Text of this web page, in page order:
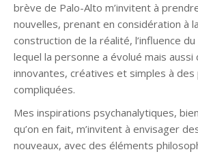
brève de Palo-Alto m’invitent à
nouvelles, prenant en considération à
construction de la réalité, l’influence
lequel la personne a évolué mais aussi
innovantes, créatives et simples à
compliquées.
Mes inspirations psychanalytiques,
qu’on en fait, m’invitent à envisager
nouveaux, avec des éléments